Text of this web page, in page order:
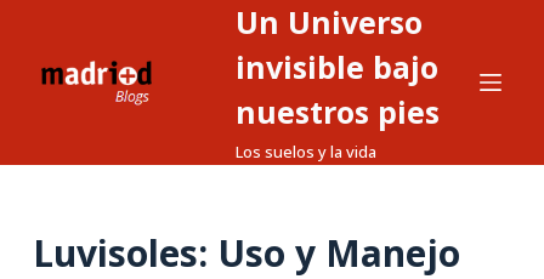
Un Universo
invisible bajo
nuestros pies
Los suelos y la vida
Luvisoles: Uso y Manejo